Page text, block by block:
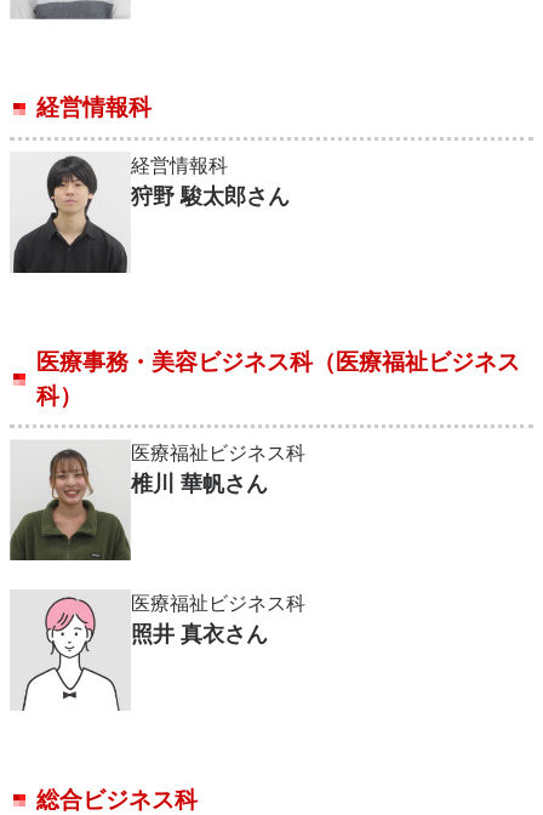
経営情報科
経営情報科
狩野 駿太郎さん
医療事務・美容ビジネス科（医療福祉ビジネス
科）
医療福祉ビジネス科
椎川 華帆さん
医療福祉ビジネス科
照井 真衣さん
総合ビジネス科